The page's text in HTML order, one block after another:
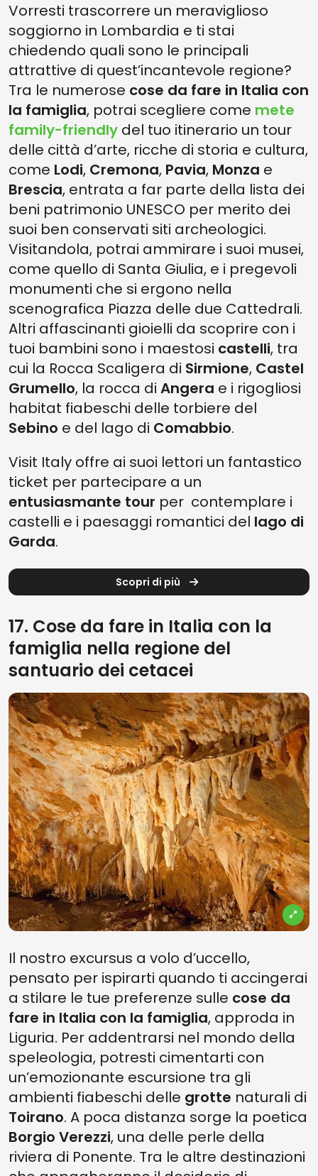
Vorresti trascorrere un meraviglioso
soggiorno in Lombardia e ti stai
chiedendo quali sono le principali
attrattive di quest’incantevole regione?
Tra le numerose cose da fare in Italia con
la famiglia, potrai scegliere come mete
family-friendly del tuo itinerario un tour
delle città d’arte, ricche di storia e cultura,
come Lodi, Cremona, Pavia, Monza e
Brescia, entrata a far parte della lista dei
beni patrimonio UNESCO per merito dei
suoi ben conservati siti archeologici.
Visitandola, potrai ammirare i suoi musei,
come quello di Santa Giulia, e i pregevoli
monumenti che si ergono nella
scenografica Piazza delle due Cattedrali.
Altri affascinanti gioielli da scoprire con i
tuoi bambini sono i maestosi castelli, tra
cui la Rocca Scaligera di Sirmione, Castel
Grumello, la rocca di Angera e i rigogliosi
habitat fiabeschi delle torbiere del
Sebino e del lago di Comabbio.
Visit Italy offre ai suoi lettori un fantastico
ticket per partecipare a un
entusiasmante tour per contemplare i
castelli e i paesaggi romantici del lago di
Garda.
Scopri di più
17. Cose da fare in Italia con la
famiglia nella regione del
santuario dei cetacei
Il nostro excursus a volo d’uccello,
pensato per ispirarti quando ti accingerai
a stilare le tue preferenze sulle cose da
fare in Italia con la famiglia, approda in
Liguria. Per addentrarsi nel mondo della
speleologia, potresti cimentarti con
un’emozionante escursione tra gli
ambienti fiabeschi delle grotte naturali di
Toirano. A poca distanza sorge la poetica
Borgio Verezzi, una delle perle della
riviera di Ponente. Tra le altre destinazioni